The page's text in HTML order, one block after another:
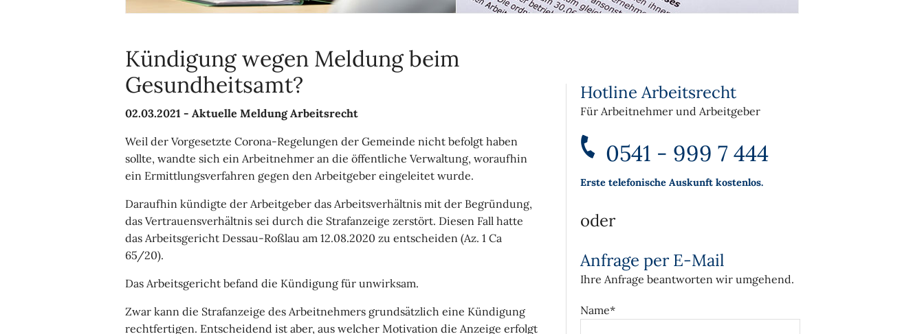
Kündigung wegen Meldung beim
Gesundheitsamt?
02.03.2021 - Aktuelle Meldung Arbeitsrecht
Weil der Vorgesetzte Corona-Regelungen der Gemeinde nicht befolgt haben
sollte, wandte sich ein Arbeitnehmer an die öffentliche Verwaltung, woraufhin
ein Ermittlungsverfahren gegen den Arbeitgeber eingeleitet wurde.
Daraufhin kündigte der Arbeitgeber das Arbeitsverhältnis mit der Begründung,
das Vertrauensverhältnis sei durch die Strafanzeige zerstört. Diesen Fall hatte
das Arbeitsgericht Dessau-Roßlau am 12.08.2020 zu entscheiden (Az. 1 Ca
65/20).
Das Arbeitsgericht befand die Kündigung für unwirksam.
Zwar kann die Strafanzeige des Arbeitnehmers grundsätzlich eine Kündigung
rechtfertigen. Entscheidend ist aber, aus welcher Motivation die Anzeige erfolgt
Hotline Arbeitsrecht
Für Arbeitnehmer und Arbeitgeber
0541 - 999 7 444
Erste telefonische Auskunft kostenlos.
oder
Anfrage per E-Mail
Ihre Anfrage beantworten wir umgehend.
Name*